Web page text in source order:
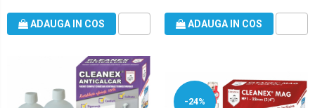
ADAUGA IN COS ADAUGA IN COS
-24%